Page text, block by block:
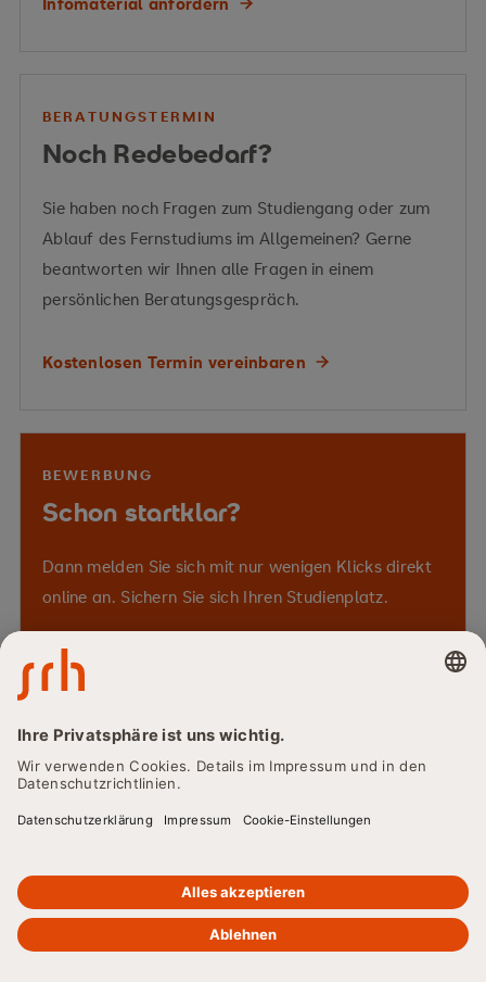
BERATUNGSTERMIN
Noch Redebedarf?
Sie haben noch Fragen zum Studiengang oder zum
Ablauf des Fernstudiums im Allgemeinen? Gerne
beantworten wir Ihnen alle Fragen in einem
persönlichen Beratungsgespräch.
Kostenlosen Termin vereinbaren
BEWERBUNG
Schon startklar?
Dann melden Sie sich mit nur wenigen Klicks direkt
online an. Sichern Sie sich Ihren Studienplatz.
Jetzt bewerben